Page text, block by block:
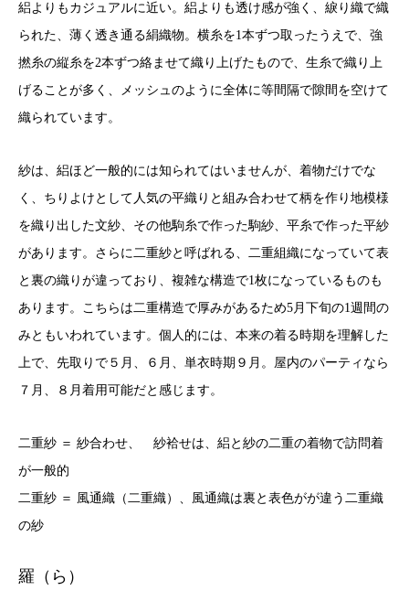
絽よりもカジュアルに近い。絽よりも透け感が強く、綟り織で織
られた、薄く透き通る絹織物。横糸を1本ずつ取ったうえで、強
撚糸の縦糸を2本ずつ絡ませて織り上げたもので、生糸で織り上
げることが多く、メッシュのように全体に等間隔で隙間を空けて
織られています。
紗は、絽ほど一般的には知られてはいませんが、着物だけでな
く、ちりよけとして人気の平織りと組み合わせて柄を作り地模様
を織り出した文紗、その他駒糸で作った駒紗、平糸で作った平紗
があります。さらに二重紗と呼ばれる、二重組織になっていて表
と裏の織りが違っており、複雑な構造で1枚になっているものも
あります。こちらは二重構造で厚みがあるため5月下旬の1週間の
みともいわれています。個人的には、本来の着る時期を理解した
上で、先取りで５月、６月、単衣時期９月。屋内のパーティなら
７月、８月着用可能だと感じます。
二重紗 ＝ 紗合わせ、 紗袷せは、絽と紗の二重の着物で訪問着
が一般的
二重紗 ＝ 風通織（二重織）、風通織は裏と表色がが違う二重織
の紗
羅（ら）